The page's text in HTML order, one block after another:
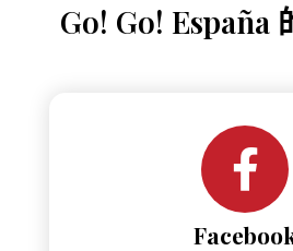
Go! Go! España